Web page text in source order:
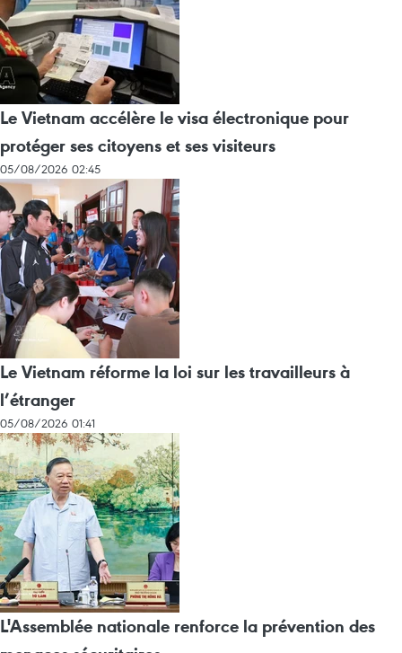
Le Vietnam accélère le visa électronique pour
protéger ses citoyens et ses visiteurs
05/08/2026 02:45
Le Vietnam réforme la loi sur les travailleurs à
l’étranger
05/08/2026 01:41
L'Assemblée nationale renforce la prévention des